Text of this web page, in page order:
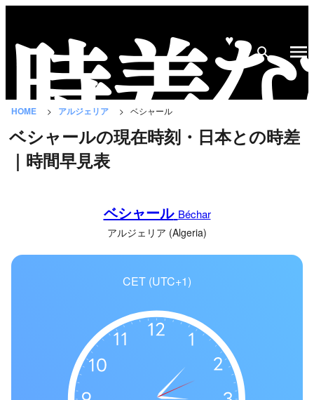
♥
HOME アルジェリア ベシャール
ベシャールの現在時刻・日本との時差
｜時間早見表
ベシャール Béchar
アルジェリア (Algeria)
CET (UTC+1)
な
と
は？